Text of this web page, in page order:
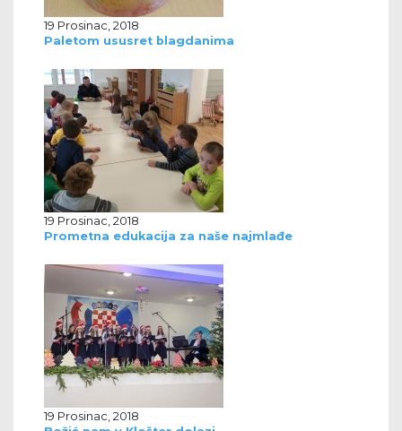
19 Prosinac, 2018
Paletom ususret blagdanima
19 Prosinac, 2018
Prometna edukacija za naše najmlađe
19 Prosinac, 2018